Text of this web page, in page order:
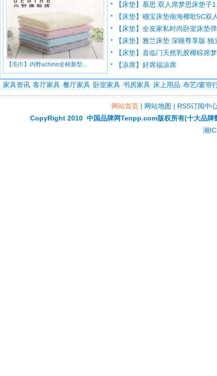
【毛巾】内野uchino全棉新型...
【床垫】慕思 双人席梦思床垫子
【床垫】穗宝床垫南海椰歌5C双
【床垫】全友家私时尚卧室床垫
【床垫】雅兰床垫 深睡尊享版 独
【床垫】喜临门天然乳胶椰棕席
【凉席】好席福凉席
家具资讯 客厅家具 餐厅家具 卧室家具 书房家具 床上用品 布艺/窗帘
网站首页 | 网站地图 | RSS订阅中
CopyRight 2010 中国品牌网Tenpp.com版权所有(十大品牌
湘